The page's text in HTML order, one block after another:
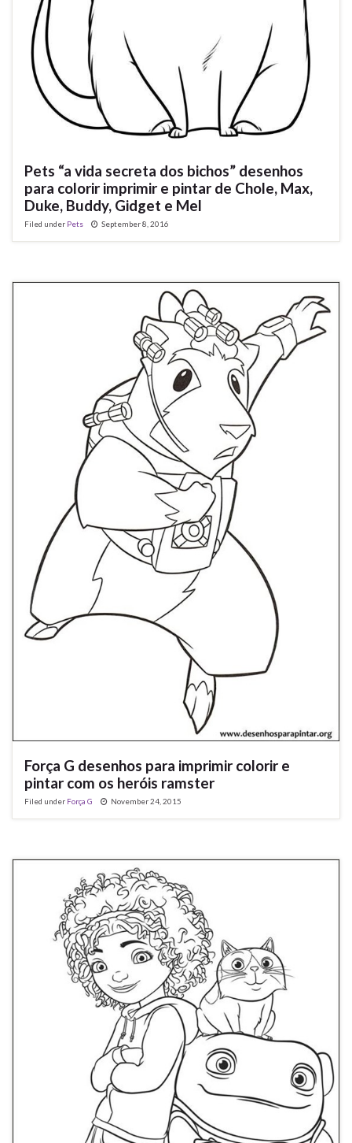
Pets “a vida secreta dos bichos” desenhos
para colorir imprimir e pintar de Chole, Max,
Duke, Buddy, Gidget e Mel
Filed under Pets September 8, 2016
Força G desenhos para imprimir colorir e
pintar com os heróis ramster
Filed under Força G November 24, 2015